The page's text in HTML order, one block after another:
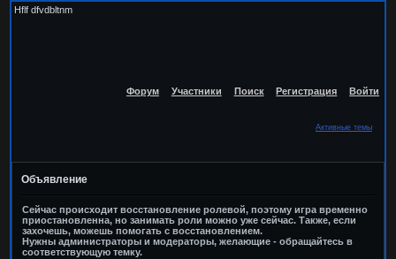
Hflf dfvdbltnm
Форум Участники Поиск Регистрация Войти
Активные темы
Объявление
Сейчас происходит восстановление ролевой, поэтому игра временно
приостановленна, но занимать роли можно уже сейчас. Также, если
захочешь, можешь помогать с восстановлением.
Нужны администраторы и модераторы, желающие - обращайтесь в
соответствующую темку.